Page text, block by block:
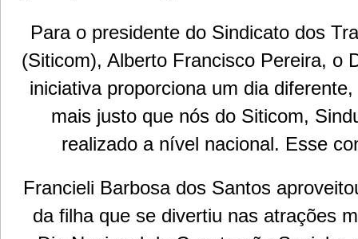
Para o presidente do Sindicato dos
(Siticom), Alberto Francisco Pereira, o
iniciativa proporciona um dia
mais justo que nós do Siticom,
realizado a nível nacional. Esse
Francieli Barbosa dos Santos
da filha que se divertiu nas atrações